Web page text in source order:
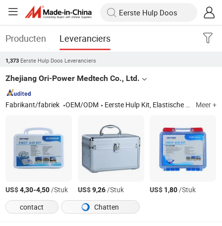
Producten Leveranciers
1,373 Eerste Hulp Doos Leveranciers
Zhejiang Ori-Power Medtech Co., Ltd.
Fabrikant/fabriek OEM/ODM Eerste Hulp Kit, Elastische Verband, Hechting Pleister, Gaas Pad, Niet Geweven Pad, Nooddeken, Wondverbanden, Noodkit Meer +
US$4,30-4,50/Stuk US$9,26/Stuk US$ 1,80/Stuk
contact
Chatten